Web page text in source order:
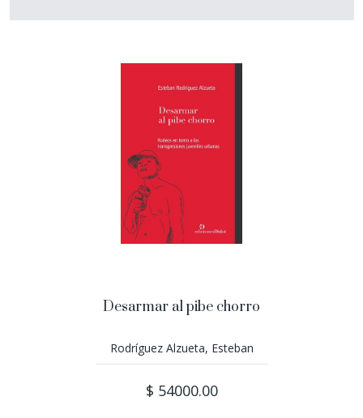
Desarmar al pibe chorro
Rodríguez Alzueta, Esteban
$ 54000.00